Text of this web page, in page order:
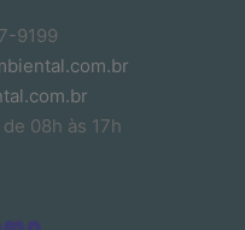
9199
08h às 17h